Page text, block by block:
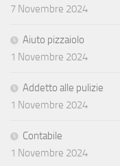
7 Novembre 2024
Aiuto pizzaiolo
1 Novembre 2024
Addetto alle pulizie
1 Novembre 2024
Contabile
1 Novembre 2024